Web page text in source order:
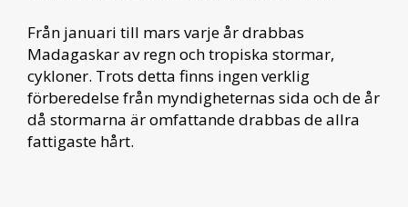
Från januari till mars varje år drabbas
Madagaskar av regn och tropiska stormar,
cykloner. Trots detta finns ingen verklig
förberedelse från myndigheternas sida och de år
då stormarna är omfattande drabbas de allra
fattigaste hårt.